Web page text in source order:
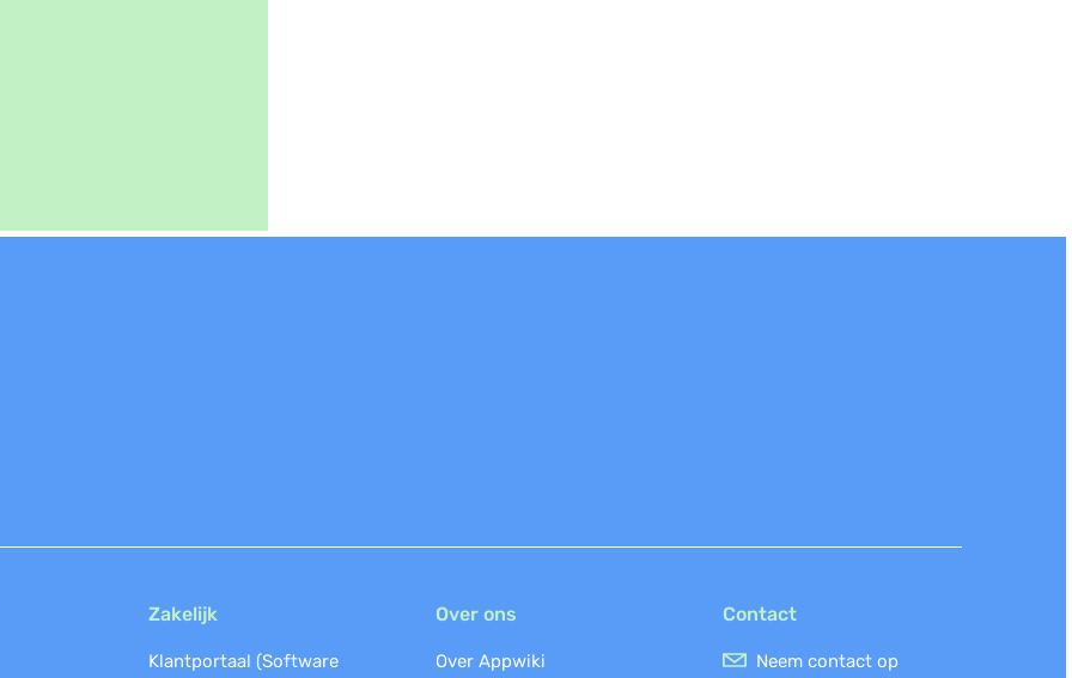
Zakelijk
Klantportaal (Software
Over ons
Over Appwiki
Contact
Neem contact op